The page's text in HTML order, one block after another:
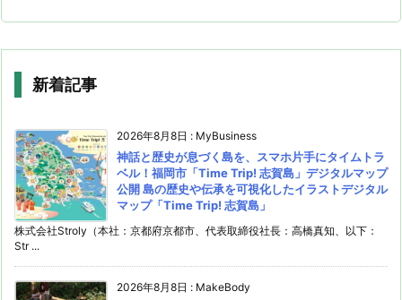
新着記事
2026年8月8日 : MyBusiness
神話と歴史が息づく島を、スマホ片手にタイムトラ
ベル！福岡市「Time Trip! 志賀島」デジタルマップ
公開 島の歴史や伝承を可視化したイラストデジタル
マップ「Time Trip! 志賀島」
株式会社Stroly（本社：京都府京都市、代表取締役社長：高橋真知、以下：
Str ...
2026年8月8日 : MakeBody